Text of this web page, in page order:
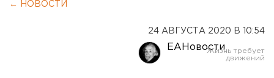
← НОВОСТИ
24 АВГУСТА 2020 В 10:54
ЕАНовости